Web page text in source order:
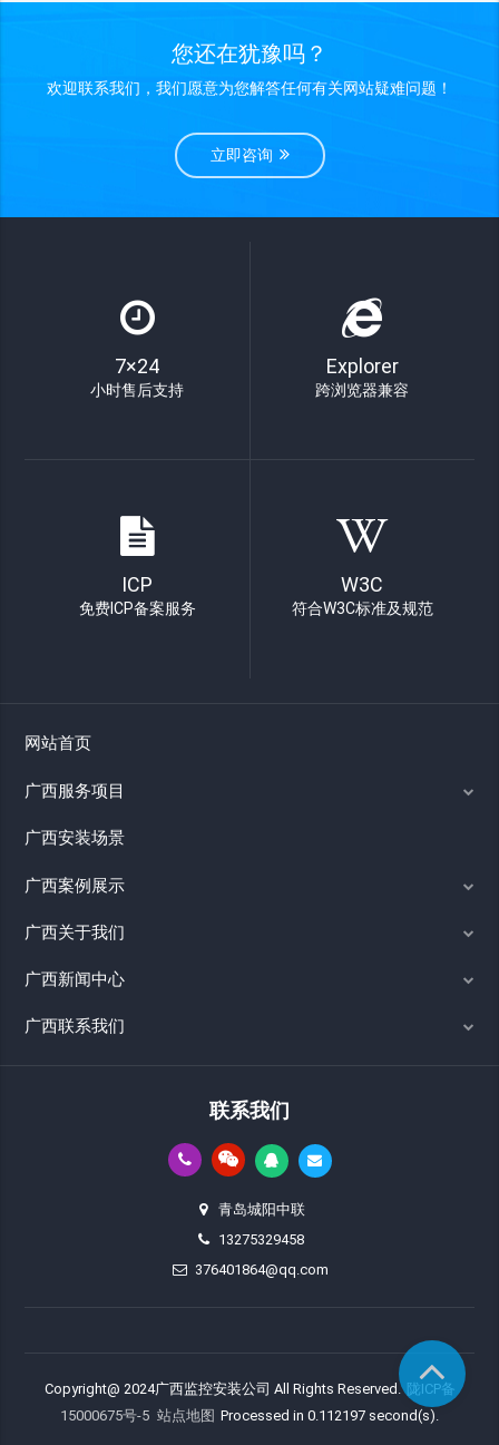
您还在犹豫吗？
欢迎联系我们，我们愿意为您解答任何有关网站疑难问题！
立即咨询
7×24
小时售后支持
Explorer
跨浏览器兼容
ICP
免费ICP备案服务
W3C
符合W3C标准及规范
网站首页
广西服务项目
广西安装场景
广西案例展示
广西关于我们
广西新闻中心
广西联系我们
联系我们
青岛城阳中联
13275329458
376401864@qq.com
Copyright@ 2024广西监控安装公司 All Rights Reserved. 陇ICP备
15000675号-5 站点地图 Processed in 0.112197 second(s).